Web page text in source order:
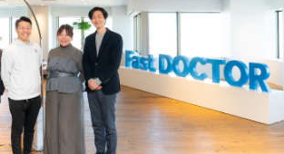
ィング
HATARABAサーベイ
物件検索サイト
HATARABAオフィス
コラム
コラム